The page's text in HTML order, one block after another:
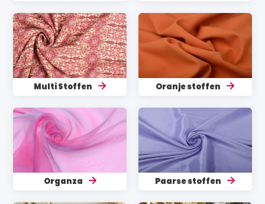
Multi Stoffen Oranje stoffen
Organza Paarse stoffen